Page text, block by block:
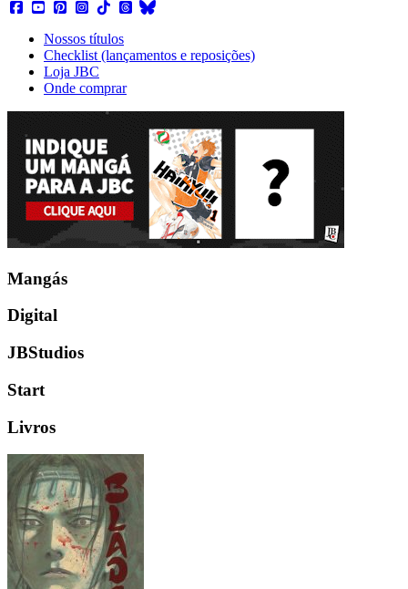
Nossos títulos
Checklist (lançamentos e reposições)
Loja JBC
Onde comprar
Mangás
Digital
JBStudios
Start
Livros